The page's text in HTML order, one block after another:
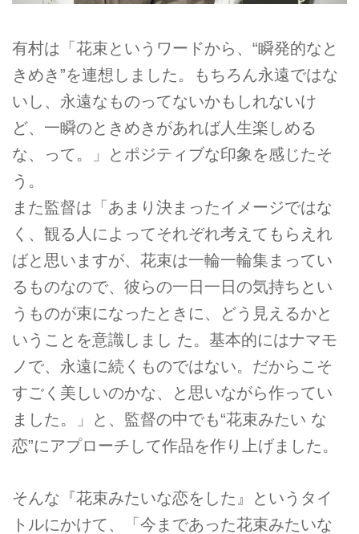
有村は「花束というワードから、“瞬発的なと
きめき”を連想しました。もちろん永遠ではな
いし、永遠なものってないかもしれないけ
ど、一瞬のときめきがあれば人生楽しめる
な、って。」とポジティブな印象を感じたそ
う。
また監督は「あまり決まったイメージではな
く、観る人によってそれぞれ考えてもらえれ
ばと思いますが、花束は一輪一輪集まってい
るものなので、彼らの一日一日の気持ちとい
うものが束になったときに、どう見えるかと
いうことを意識しまし た。基本的にはナマモ
ノで、永遠に続くものではない。だからこそ
すごく美しいのかな、と思いながら作ってい
ました。」と、監督の中でも“花束みたい な
恋”にアプローチして作品を作り上げました。
そんな『花束みたいな恋をした』というタイ
トルにかけて、「今まであった花束みたいな